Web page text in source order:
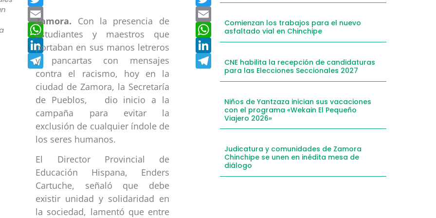
WhatsApp
LinkedIn
Telegram
Zamora. Con la presencia de
estudiantes y maestros que
portaban en sus manos letreros
y pancartas con mensajes
contra el racismo, hoy en la
ciudad de Zamora, la Secretaría
de Pueblos, dio inicio a la
campaña para evitar la
exclusión de cualquier índole de
los seres humanos.
El Director Provincial de
Educación Hispana, Enders
Cartuche, señaló que debe
existir unidad y solidaridad en
la sociedad, lamentó que entre
Email
WhatsApp
LinkedIn
Telegram
Comienzan los trabajos para el nuevo
asfaltado vial en Chinchipe
CNE habilita la recepción de candidaturas
para las Elecciones Seccionales 2027
Niños de Yantzaza inician sus vacaciones
con el programa «Wekain El Pequeño
Viajero 2026»
Judicatura y comunidades de Zamora
Chinchipe se unen en inédita mesa de
diálogo